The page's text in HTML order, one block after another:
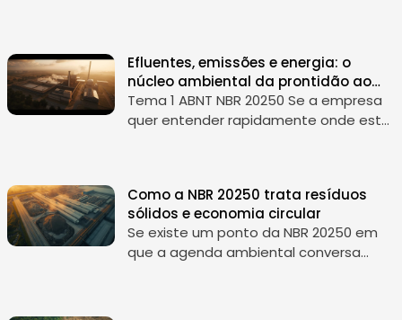
partíc...
Efluentes, emissões e energia: o
núcleo ambiental da prontidão ao
selo
Tema 1 ABNT NBR 20250 Se a empresa
quer entender rapidamente onde está
Seção...
Como a NBR 20250 trata resíduos
sólidos e economia circular
Se existe um ponto da NBR 20250 em
que a agenda ambiental conversa